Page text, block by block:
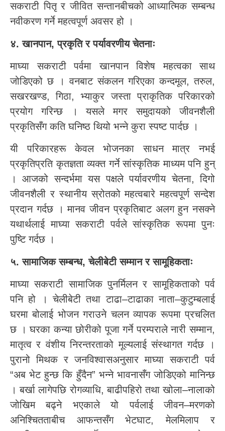
सकराटी पितृ र जीवित सन्तानबीचको आध्यात्मिक सम्बन्ध
नवीकरण गर्ने महत्वपूर्ण अवसर हो ।
४. खानपान, प्रकृति र पर्यावरणीय चेतनाः
माघ्या सकराटी पर्वमा खानपान विशेष महत्वका साथ
जोडिएको छ । वनबाट संकलन गरिएका कन्दमूल, तरुल,
सखरखण्ड, गिठा, भ्याकुर जस्ता प्राकृतिक परिकारको
प्रयोग गरिन्छ । यसले मगर समुदायको जीवनशैली
प्रकृतिसँग कति घनिष्ठ थियो भन्ने कुरा स्पष्ट पार्दछ ।
यी परिकारहरू केवल भोजनका साधन मात्र नभई
प्रकृतिप्रति कृतज्ञता व्यक्त गर्ने सांस्कृतिक माध्यम पनि हुन्
। आजको सन्दर्भमा यस पक्षले पर्यावरणीय चेतना, दिगो
जीवनशैली र स्थानीय स्रोतको महत्वबारे महत्वपूर्ण सन्देश
प्रदान गर्दछ । मानव जीवन प्रकृतिबाट अलग हुन नसक्ने
यथार्थलाई माघ्या सकराटी पर्वले सांस्कृतिक रूपमा पुनः
पुष्टि गर्दछ ।
५. सामाजिक सम्बन्ध, चेलीबेटी सम्मान र सामूहिकताः
माघ्या सकराटी सामाजिक पुनर्मिलन र सामूहिकताको पर्व
पनि हो । चेलीबेटी तथा टाढा–टाढाका नाता–कुटुम्बलाई
घरमा बोलाई भोजन गराउने चलन व्यापक रूपमा प्रचलित
छ । घरका कन्या छोरीको पूजा गर्ने परम्पराले नारी सम्मान,
मातृत्व र वंशीय निरन्तरताको मूल्यलाई संस्थागत गर्दछ ।
पुरानो मिथक र जनविश्वासअनुसार माघ्या सकराटी पर्व
“अब भेट हुन्छ कि हुँदैन” भन्ने भावनासँग जोडिएको मानिन्छ
। बर्खा लागेपछि रोगव्याधि, बाढीपहिरो तथा खोला–नालाको
जोखिम बढ्ने भएकाले यो पर्वलाई जीवन–मरणको
अनिश्चितताबीच आफन्तसँग भेटघाट, मेलमिलाप र